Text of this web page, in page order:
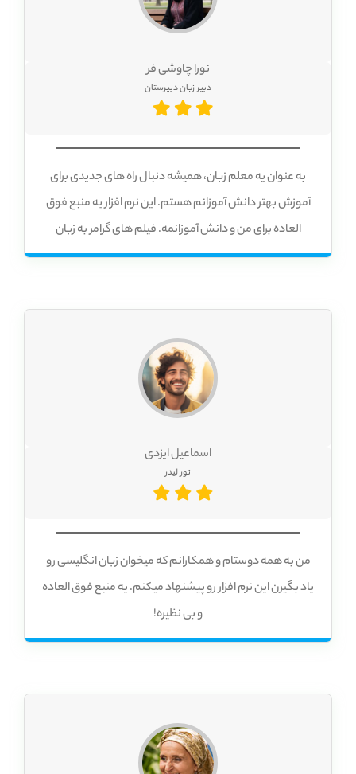
نورا چاوشی فر
دبیر زبان دبیرستان
به عنوان یه معلم زبان، همیشه دنبال راه های جدیدی برای
آموزش بهتر دانش آموزانم هستم. این نرم افزار یه منبع فوق
العاده برای من و دانش آموزانمه. فیلم های گرامر به زبان
فارسی و انگلیسی، حل و تصحیح هوشمند تمرین ها، و گزارش
میکنن تا زبان انگلیسی رو به طور کامل و اصولی یاد بگیریم.
اسماعیل ایزدی
تور لیدر
من به همه دوستام و همکارانم که میخوان زبان انگلیسی رو
یاد بگیرن این نرم افزار رو پیشنهاد میکنم. یه منبع فوق العاده
و بی نظیره!